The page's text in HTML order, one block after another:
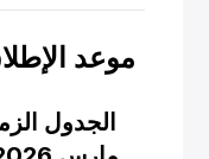
موعد
الجدول